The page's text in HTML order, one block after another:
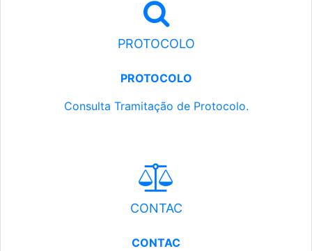
PROTOCOLO
PROTOCOLO
Consulta Tramitação de Protocolo.
CONTAC
CONTAC